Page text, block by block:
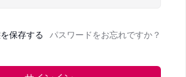
保存する パスワードをお忘れですか？